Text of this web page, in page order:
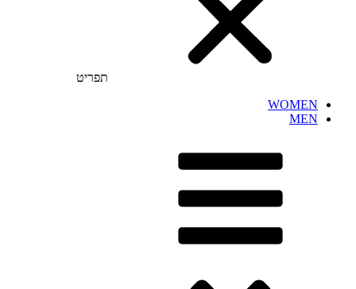
תפריט
WOMEN
MEN